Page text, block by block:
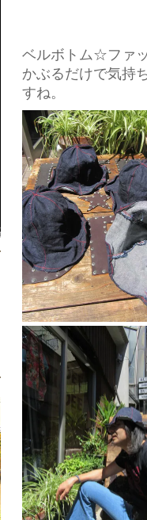
ベルボトム☆ファ
かぶるだけで気持
すね。